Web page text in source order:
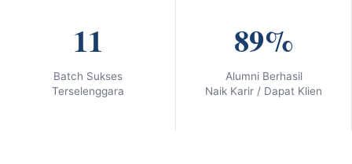
11
Batch Sukses
Terselenggara
89%
Alumni Berhasil
Naik Karir / Dapat Klien